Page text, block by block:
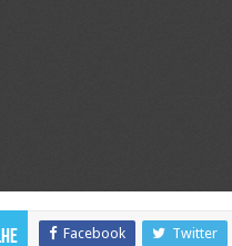
Facebook Twitter